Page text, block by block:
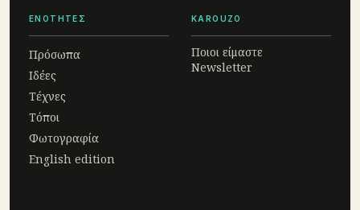
ΕΝΟΤΗΤΕΣ
Πρόσωπα
Ιδέες
Τέχνες
Τόποι
Φωτογραφία
English edition
KAROUZO
Ποιοι είμαστε
Newsletter